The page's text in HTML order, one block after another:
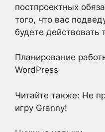
постпроектных
того, что вас
будете действовать
Планирование
WordPress
Читайте также: Не
игру Granny!